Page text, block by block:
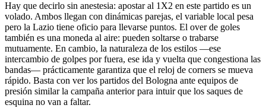
Hay que decirlo sin anestesia: apostar al 1X2 en este partido es un
volado. Ambos llegan con dinámicas parejas, el variable local pesa
pero la Lazio tiene oficio para llevarse puntos. El over de goles
también es una moneda al aire: pueden soltarse o trabarse
mutuamente. En cambio, la naturaleza de los estilos —ese
intercambio de golpes por fuera, ese ida y vuelta que congestiona las
bandas— prácticamente garantiza que el reloj de corners se mueva
rápido. Basta con ver los partidos del Bologna ante equipos de
presión similar la campaña anterior para intuir que los saques de
esquina no van a faltar.